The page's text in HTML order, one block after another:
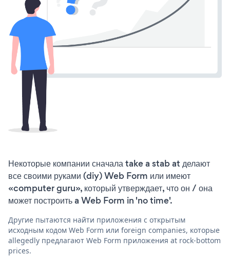
Некоторые компании сначала take a stab at делают
все своими руками (diy) Web Form или имеют
«computer guru», который утверждает, что он / она
может построить a Web Form in 'no time'.
Другие пытаются найти приложения с открытым
исходным кодом Web Form или foreign companies, которые
allegedly предлагают Web Form приложения at rock-bottom
prices.